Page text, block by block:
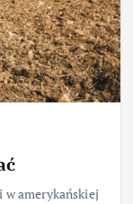
w amerykańskiej